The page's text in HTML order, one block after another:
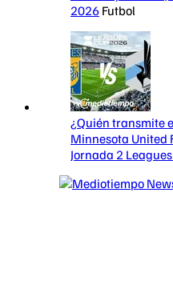
2026 Futbol
¿Quién transmite
Minnesota United
Jornada 2